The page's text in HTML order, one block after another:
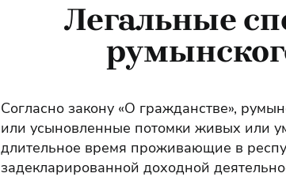
Легальные
Согласно закону «О гражданстве»,
или усыновленные потомки живых или
длительное время проживающие в
задекларированной доходной